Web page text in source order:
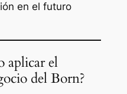
en el futuro
aplicar el
del Born?